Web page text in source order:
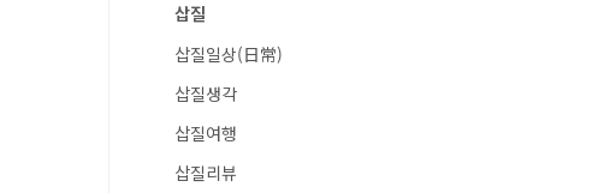
삽질
삽질일상(日常)
삽질생각
삽질여행
삽질리뷰